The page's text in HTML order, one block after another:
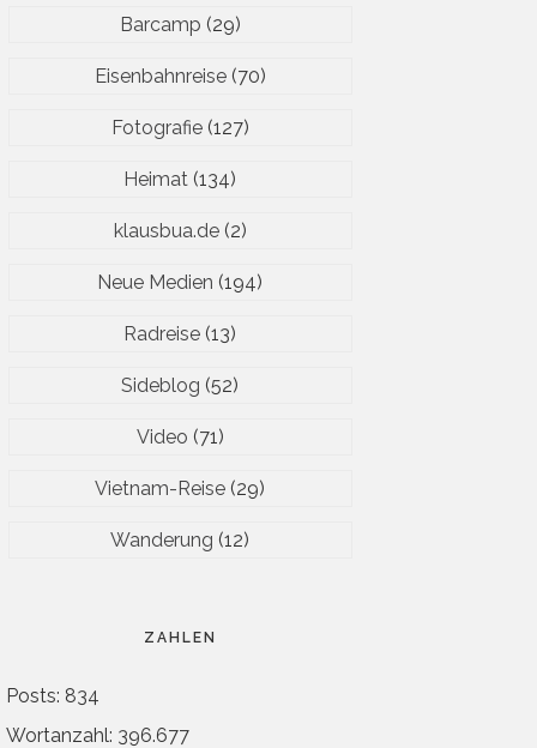
Barcamp (29)
Eisenbahnreise(70)
Fotografie(127)
Heimat (134)
klausbua.de(2)
Neue Medien (194)
Radreise (13)
Sideblog (52)
Video (71)
Vietnam-Reise (29)
Wanderung (12)
ZAHLEN
Posts: 834
Wortanzahl: 396.677